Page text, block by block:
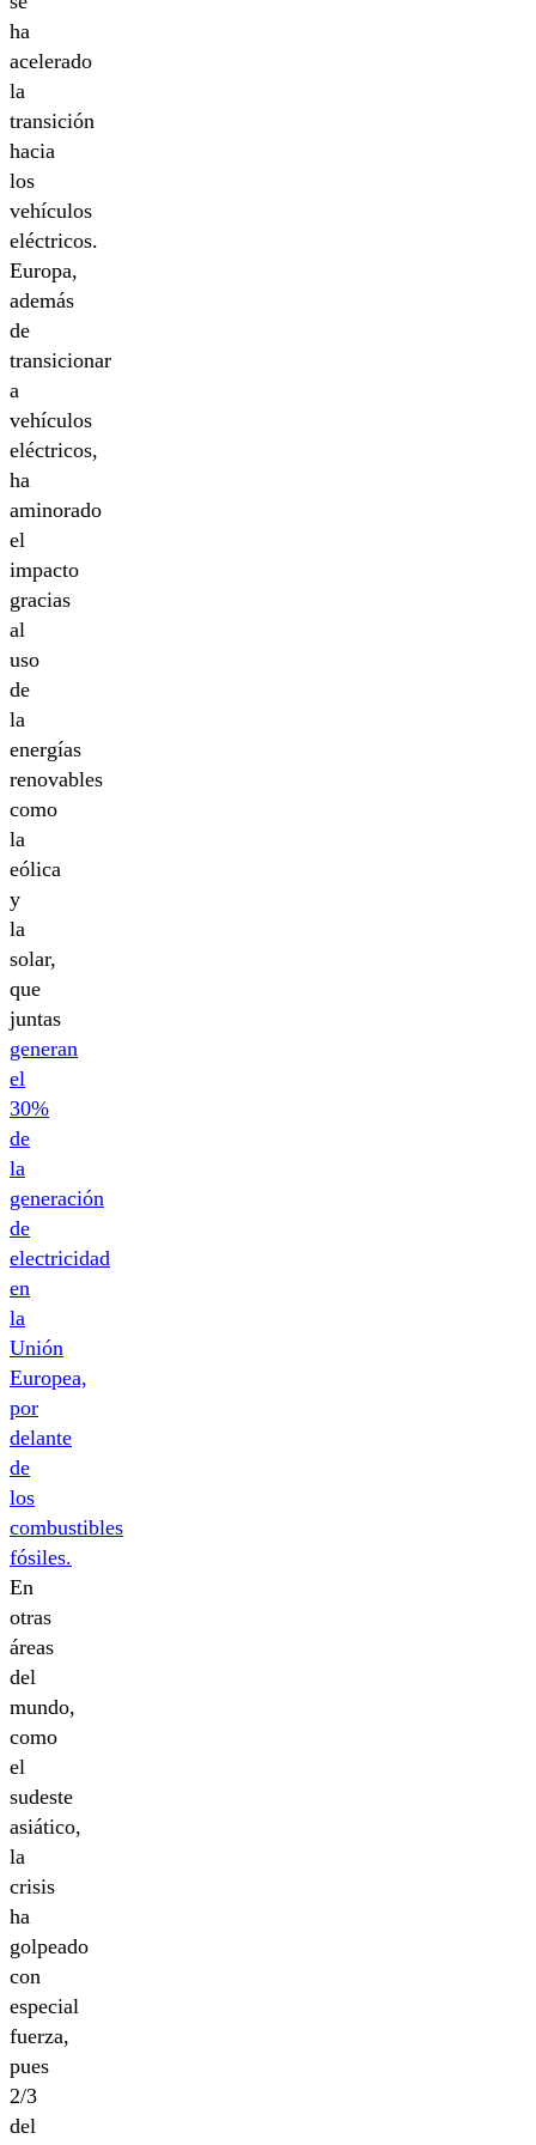
ha
acelerado
la
transición
hacia
los
vehículos
eléctricos.
Europa,
además
de
transicionar
a
vehículos
eléctricos,
ha
aminorado
el
impacto
gracias
al
uso
de
la
energías
renovables
como
la
eólica
y
la
solar,
que
juntas
generan
el
30%
de
la
generación
de
electricidad
en
la
Unión
Europea,
por
delante
de
los
combustibles
fósiles.
En
otras
áreas
del
mundo,
como
el
sudeste
asiático,
la
crisis
ha
golpeado
con
especial
fuerza,
pues
2/3
del